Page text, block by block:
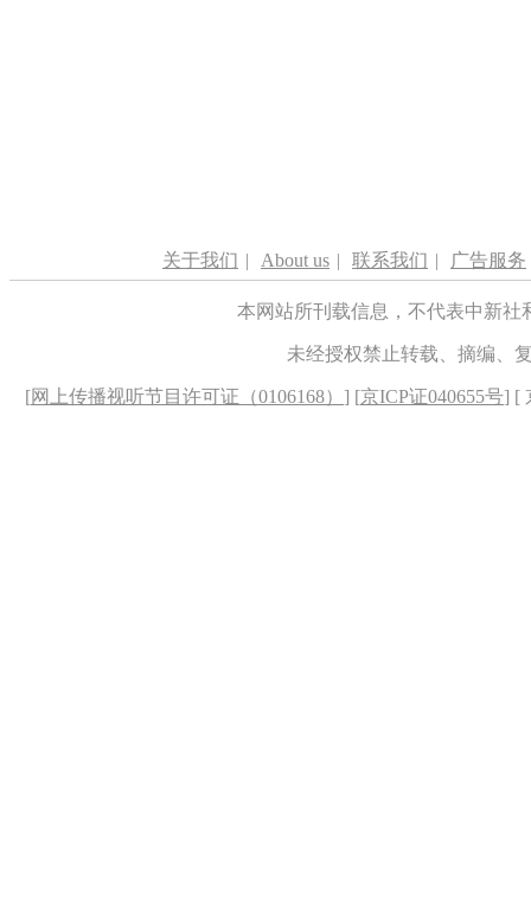
关于我们 | About us | 联系我们 | 广告服务
本网站所刊载信息，不代表中新
未经授权禁止转载、摘编、
[网上传播视听节目许可证（0106168） ] [京ICP证040655号] [